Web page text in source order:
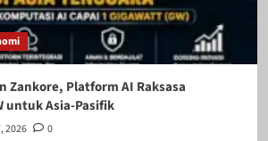
Zankore, Platform AI Raksasa
untuk Asia-Pasifik
2026 0